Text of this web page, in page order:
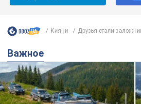
Кияни Друзья стали
Важное